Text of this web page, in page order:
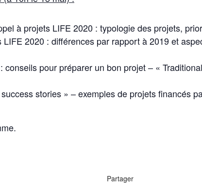
à projets LIFE 2020 : typologie des projets,
LIFE 2020 : différences par rapport à 2019 et
conseils pour préparer un bon projet – «
stories » – exemples de projets financés
Partager